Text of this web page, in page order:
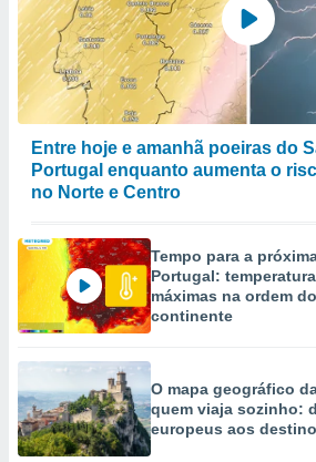
Entre hoje e amanhã poeiras do
Portugal enquanto aumenta o
no Norte e Centro
Tempo para a
Portugal:
máximas na ordem
continente
O mapa geográfico
quem viaja sozinho:
europeus aos